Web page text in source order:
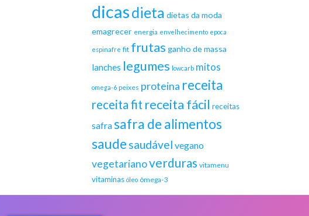
dicasdieta dietas da moda
emagrecer energia envelhecimento epoca
espinafre fit frutas ganho de massa
lanches legumes lowcarb mitos
omega-6 peixes proteina receita
receita fit receita fácil receitas
safrasafra de alimentos
saude saudável vegano
vegetarianoverduras vitamenu
vitaminas óleo ômega-3